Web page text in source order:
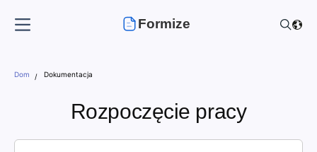
Formize
Dom Dokumentacja
Rozpoczęcie pracy